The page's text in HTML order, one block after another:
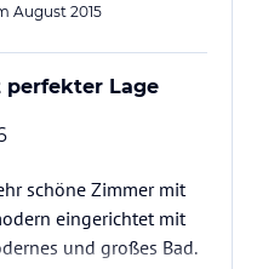
August 2015
perfekter Lage
schöne Zimmer mit
eingerichtet mit
und großes Bad.